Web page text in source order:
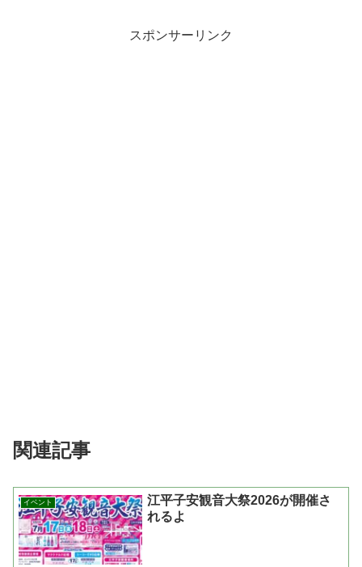
スポンサーリンク
関連記事
イベント
江平子安観音大祭2026が開催さ
れるよ